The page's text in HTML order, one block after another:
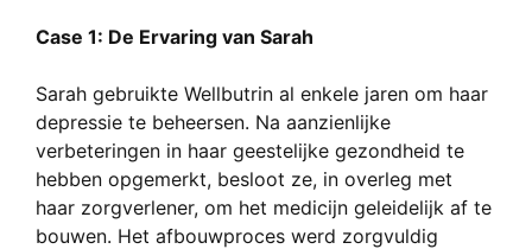
Case 1: De Ervaring van Sarah
Sarah gebruikte Wellbutrin al enkele jaren om haar
depressie te beheersen. Na aanzienlijke
verbeteringen in haar geestelijke gezondheid te
hebben opgemerkt, besloot ze, in overleg met
haar zorgverlener, om het medicijn geleidelijk af te
bouwen. Het afbouwproces werd zorgvuldig